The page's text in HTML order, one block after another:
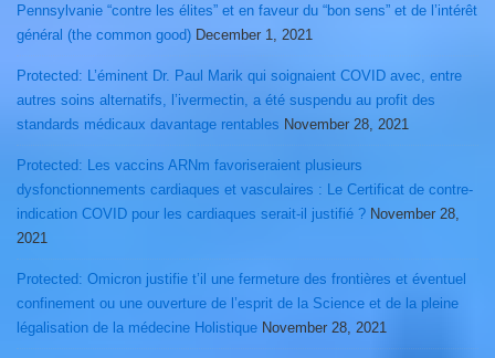
Pennsylvanie “contre les élites” et en faveur du “bon sens” et de l’intérêt
général (the common good) December 1, 2021
Protected: L’éminent Dr. Paul Marik qui soignaient COVID avec, entre
autres soins alternatifs, l’ivermectin, a été suspendu au profit des
standards médicaux davantage rentables November 28, 2021
Protected: Les vaccins ARNm favoriseraient plusieurs
dysfonctionnements cardiaques et vasculaires : Le Certificat de contre-
indication COVID pour les cardiaques serait-il justifié ? November 28,
2021
Protected: Omicron justifie t’il une fermeture des frontières et éventuel
confinement ou une ouverture de l’esprit de la Science et de la pleine
légalisation de la médecine Holistique November 28, 2021